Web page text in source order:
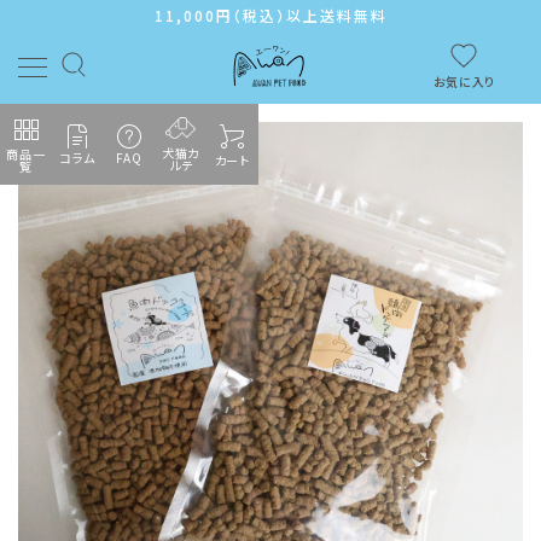
11,000円（税込）以上送料無料
お気に入り
商品一
覧 コラム FAQ 犬猫カ
ルテ カート
ACCOUNT MENU
ようこそ ゲスト 様
ログイン 新規会員登録
カテゴリーから探す
メンバーシップ
よくあるご質問